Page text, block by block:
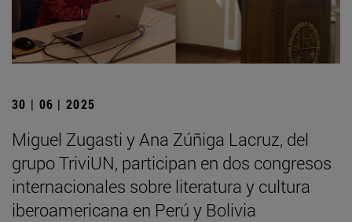
30 | 06 | 2025
Miguel Zugasti y Ana Zúñiga Lacruz, del
grupo TriviUN, participan en dos congresos
internacionales sobre literatura y cultura
iberoamericana en Perú y Bolivia